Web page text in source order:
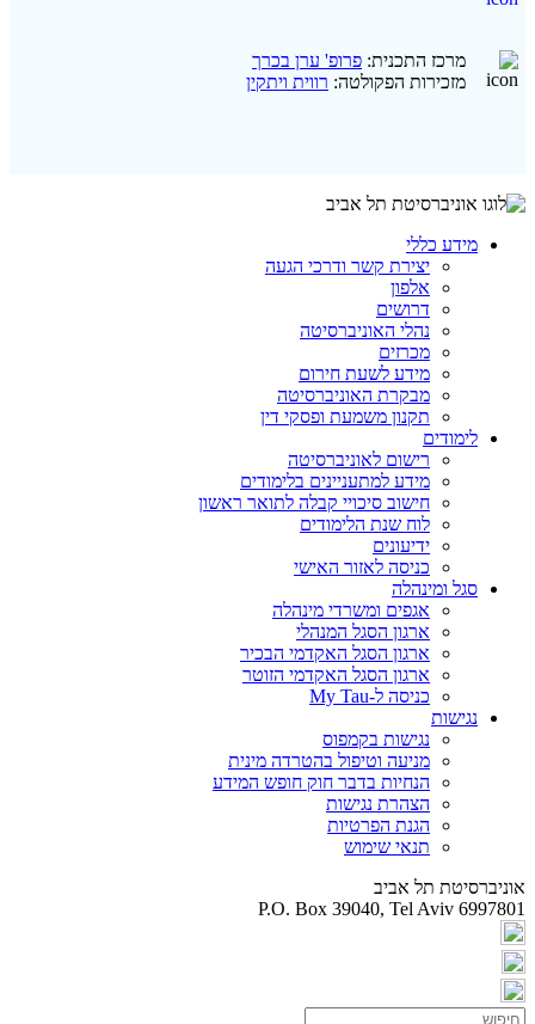
מרכז התכנית: פרופ' ערן בכרך
מזכירות הפקולטה: רווית ויתקין
מידע כללי
יצירת קשר ודרכי הגעה
אלפון
דרושים
נהלי האוניברסיטה
מכרזים
מידע לשעת חירום
מבקרת האוניברסיטה
תקנון משמעת ופסקי דין
לימודים
רישום לאוניברסיטה
מידע למתעניינים בלימודים
חישוב סיכויי קבלה לתואר ראשון
לוח שנת הלימודים
ידיעונים
כניסה לאזור האישי
סגל ומינהלה
אגפים ומשרדי מינהלה
ארגון הסגל המנהלי
ארגון הסגל האקדמי הבכיר
ארגון הסגל האקדמי הזוטר
כניסה ל-My Tau
נגישות
נגישות בקמפוס
מניעה וטיפול בהטרדה מינית
הנחיות בדבר חוק חופש המידע
הצהרת נגישות
הגנת הפרטיות
תנאי שימוש
אוניברסיטת תל אביב
P.O. Box 39040, Tel Aviv 6997801